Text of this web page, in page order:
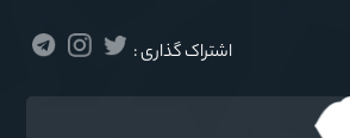
اشتراک گذاری :